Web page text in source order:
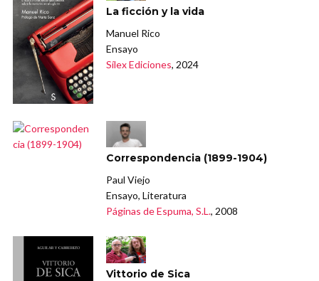
La ficción y la vida
Manuel Rico
Ensayo
Sílex Ediciones, 2024
Correspondencia (1899-1904)
Paul Viejo
Ensayo, Literatura
Páginas de Espuma, S.L., 2008
Vittorio de Sica